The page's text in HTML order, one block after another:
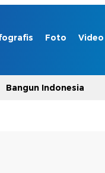
Foto Video
Bangun Indonesia